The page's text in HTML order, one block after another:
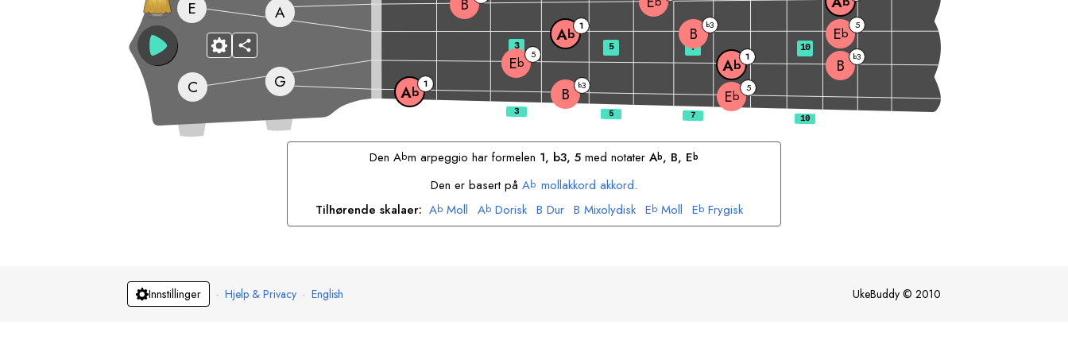
G
Ab 1 B b3
Eb 5
C
Eb 5
Ab 1 B b3
E
Ab 1 B b3 Eb 5
A
3 5 7 10
Den Abm arpeggio har formelen 1, b3, 5 med notaterAb, B, Eb
Den er basert påAb mollakkord akkord.
Tilhørende skalaer: Ab Moll Ab Dorisk B Dur B Mixolydisk Eb Moll Eb Frygisk
Innstillinger · Hjelp & Privacy · English UkeBuddy © 2010